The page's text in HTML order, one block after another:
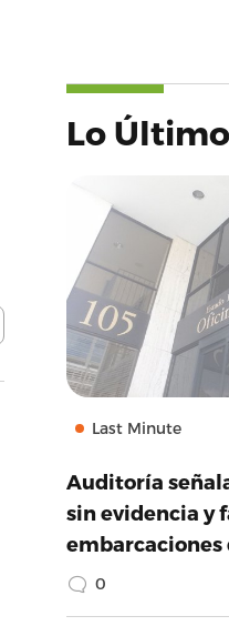
Lo Último
Last Minute
Auditoría
sin evidencia y
embarcaciones
0